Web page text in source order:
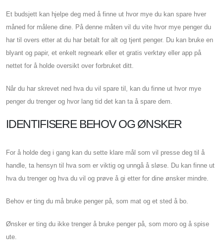
Et budsjett kan hjelpe deg med å finne ut hvor mye du kan spare hver
måned for målene dine. På denne måten vil du vite hvor mye penger du
har til overs etter at du har betalt for alt og tjent penger. Du kan bruke en
blyant og papir, et enkelt regneark eller et gratis verktøy eller app på
nettet for å holde oversikt over forbruket ditt.
Når du har skrevet ned hva du vil spare til, kan du finne ut hvor mye
penger du trenger og hvor lang tid det kan ta å spare dem.
IDENTIFISERE BEHOV OG ØNSKER
For å holde deg i gang kan du sette klare mål som vil presse deg til å
handle, ta hensyn til hva som er viktig og unngå å sløse. Du kan finne ut
hva du trenger og hva du vil og prøve å gi etter for dine ønsker mindre.
Behov er ting du må bruke penger på, som mat og et sted å bo.
Ønsker er ting du ikke trenger å bruke penger på, som moro og å spise
ute.